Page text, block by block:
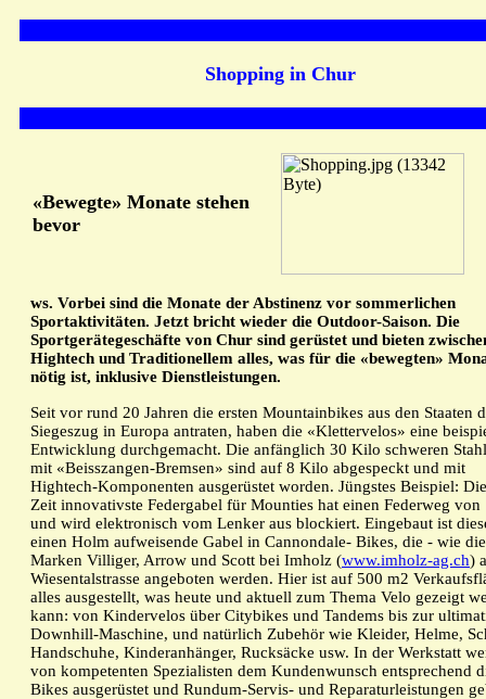
Shopping in Chur
«Bewegte» Monate stehen
bevor
ws. Vorbei sind die Monate der Abstinenz vor sommerlichen
Sportaktivitäten. Jetzt bricht wieder die Outdoor-Saison. Die
Sportgerätegeschäfte von Chur sind gerüstet und bieten
Hightech und Traditionellem alles, was für die «bewegten»
nötig ist, inklusive Dienstleistungen.
Seit vor rund 20 Jahren die ersten Mountainbikes aus den Staaten
Siegeszug in Europa antraten, haben die «Klettervelos» eine
Entwicklung durchgemacht. Die anfänglich 30 Kilo schweren
mit «Beisszangen-Bremsen» sind auf 8 Kilo abgespeckt und mit
Hightech-Komponenten ausgerüstet worden. Jüngstes Beispiel:
Zeit innovativste Federgabel für Mounties hat einen Federweg von
und wird elektronisch vom Lenker aus blockiert. Eingebaut ist
einen Holm aufweisende Gabel in Cannondale- Bikes, die - wie die
Marken Villiger, Arrow und Scott bei Imholz (www.imholz-ag.ch)
Wiesentalstrasse angeboten werden. Hier ist auf 500 m2
alles ausgestellt, was heute und aktuell zum Thema Velo gezeigt
kann: von Kindervelos über Citybikes und Tandems bis zur
Downhill-Maschine, und natürlich Zubehör wie Kleider, Helme,
Handschuhe, Kinderanhänger, Rucksäcke usw. In der Werkstatt
von kompetenten Spezialisten dem Kundenwunsch entsprechend
Bikes ausgerüstet und Rundum-Servis- und Reparaturleistungen